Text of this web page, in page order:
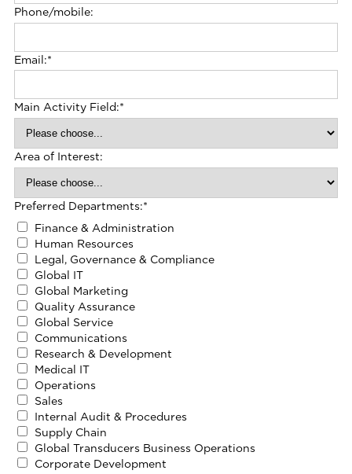
Phone/mobile:
Email:*
Main Activity Field:*
Area of Interest:
Preferred Departments:*
Finance & Administration
Human Resources
Legal, Governance & Compliance
Global IT
Global Marketing
Quality Assurance
Global Service
Communications
Research & Development
Medical IT
Operations
Sales
Internal Audit & Procedures
Supply Chain
Global Transducers Business Operations
Corporate Development